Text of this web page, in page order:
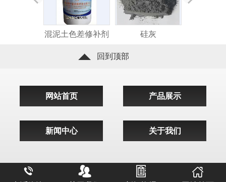
混泥土色差修补剂 硅灰
回到顶部
网站首页 产品展示
新闻中心 关于我们